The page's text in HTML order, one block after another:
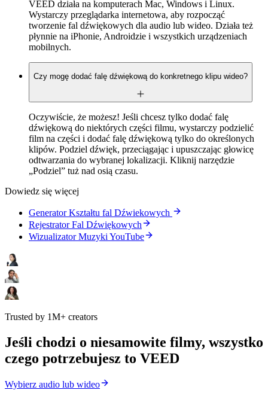
VEED działa na komputerach Mac, Windows i Linux.
Wystarczy przeglądarka internetowa, aby rozpocząć
tworzenie fal dźwiękowych dla audio lub wideo. Działa też
płynnie na iPhonie, Androidzie i wszystkich urządzeniach
mobilnych.
Czy mogę dodać falę dźwiękową do konkretnego klipu wideo?
Oczywiście, że możesz! Jeśli chcesz tylko dodać falę
dźwiękową do niektórych części filmu, wystarczy podzielić
film na części i dodać falę dźwiękową tylko do określonych
klipów. Podziel dźwięk, przeciągając i upuszczając głowicę
odtwarzania do wybranej lokalizacji. Kliknij narzędzie
„Podziel” tuż nad osią czasu.
Dowiedz się więcej
Generator Kształtu fal Dźwiekowych
Rejestrator Fal Dźwiękowych
Wizualizator Muzyki YouTube
Trusted by 1M+ creators
Jeśli chodzi o niesamowite filmy, wszystko
czego potrzebujesz to VEED
Wybierz audio lub wideo